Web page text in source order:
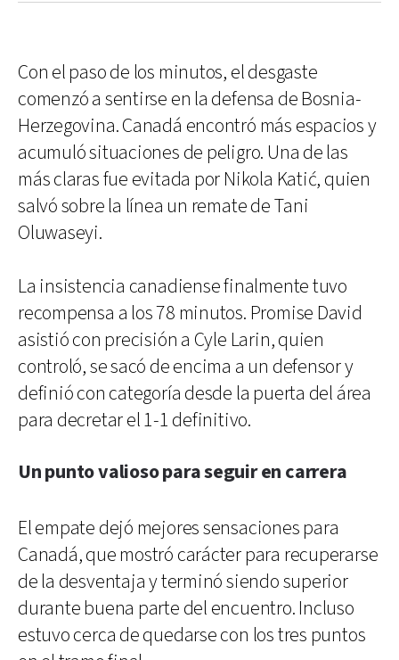
Con el paso de los minutos, el desgaste
comenzó a sentirse en la defensa de Bosnia-
Herzegovina. Canadá encontró más espacios y
acumuló situaciones de peligro. Una de las
más claras fue evitada por Nikola Katić, quien
salvó sobre la línea un remate de Tani
Oluwaseyi.
La insistencia canadiense finalmente tuvo
recompensa a los 78 minutos. Promise David
asistió con precisión a Cyle Larin, quien
controló, se sacó de encima a un defensor y
definió con categoría desde la puerta del área
para decretar el 1-1 definitivo.
Un punto valioso para seguir en carrera
El empate dejó mejores sensaciones para
Canadá, que mostró carácter para recuperarse
de la desventaja y terminó siendo superior
durante buena parte del encuentro. Incluso
estuvo cerca de quedarse con los tres puntos